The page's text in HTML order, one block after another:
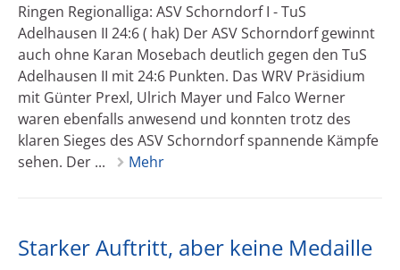
Ringen Regionalliga: ASV Schorndorf I - TuS
Adelhausen II 24:6 ( hak) Der ASV Schorndorf gewinnt
auch ohne Karan Mosebach deutlich gegen den TuS
Adelhausen II mit 24:6 Punkten. Das WRV Präsidium
mit Günter Prexl, Ulrich Mayer und Falco Werner
waren ebenfalls anwesend und konnten trotz des
klaren Sieges des ASV Schorndorf spannende Kämpfe
sehen. Der ...
Mehr
Starker Auftritt, aber keine Medaille